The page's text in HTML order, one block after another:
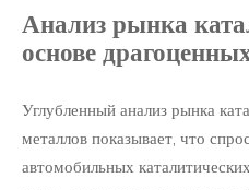
Анализ рынка
основе
Углубленный анализ рынка
металлов показывает, что
автомобильных